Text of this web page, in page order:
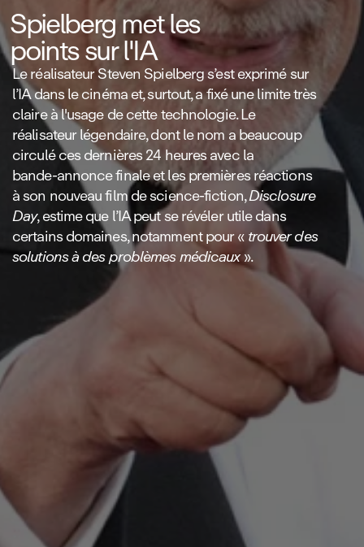
Spielberg met les
points sur l'IA
Le réalisateur Steven Spielberg s’est exprimé sur
l’IA dans le cinéma et, surtout, a fixé une limite très
claire à l'usage de cette technologie. Le
réalisateur légendaire, dont le nom a beaucoup
circulé ces dernières 24 heures avec la
bande‑annonce finale et les premières réactions
à son nouveau film de science‑fiction,Disclosure
Day, estime que l’IA peut se révéler utile dans
certains domaines, notamment pour «trouver des
solutions à des problèmes médicaux».